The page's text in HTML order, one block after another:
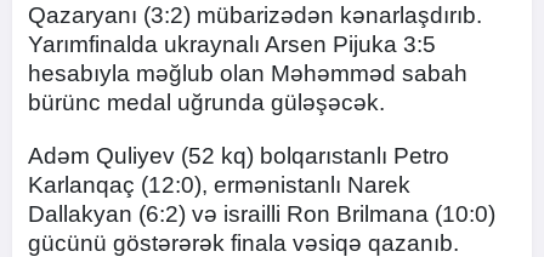
Qazaryanı (3:2) mübarizədən kənarlaşdırıb.
Yarımfinalda ukraynalı Arsen Pijuka 3:5
hesabıyla məğlub olan Məhəmməd sabah
bürünc medal uğrunda güləşəcək.
Adəm Quliyev (52 kq) bolqarıstanlı Petro
Karlanqaç (12:0), ermənistanlı Narek
Dallakyan (6:2) və israilli Ron Brilmana (10:0)
gücünü göstərərək finala vəsiqə qazanıb.